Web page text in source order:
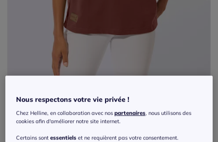
Sweatshirt à col rond et manches courtes
avec boutons décoratifs
Réf : 465.244.045
Nous respectons votre vie privée !
Chez Helline, en collaboration avec nospartenaires, nous utilisons des
cookies afin d'améliorer notre site internet.
Certains sontessentiels et ne requièrent pas votre consentement.